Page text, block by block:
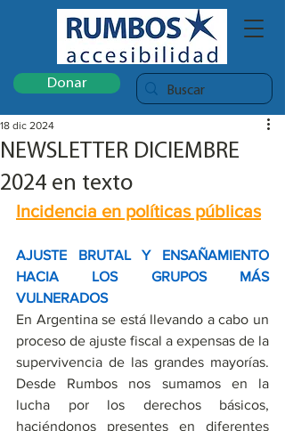
Donar
NEWSLETTER DICIEMBRE
2024 en texto
18 dic 2024
Incidencia en políticas públicas
AJUSTE BRUTAL Y ENSAÑAMIENTO
HACIA LOS GRUPOS MÁS
VULNERADOS
En Argentina se está llevando a cabo un
proceso de ajuste fiscal a expensas de la
supervivencia de las grandes mayorías.
Desde Rumbos nos sumamos en la
lucha por los derechos básicos,
haciéndonos presentes en diferentes